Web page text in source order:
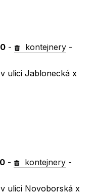
- kontejnery -
ulici Jablonecká x
- kontejnery -
ulici Novoborská x